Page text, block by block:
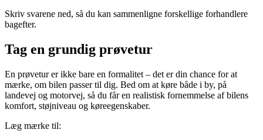
Skriv svarene ned, så du kan sammenligne forskellige forhandlere
bagefter.
Tag en grundig prøvetur
En prøvetur er ikke bare en formalitet – det er din chance for at
mærke, om bilen passer til dig. Bed om at køre både i by, på
landevej og motorvej, så du får en realistisk fornemmelse af bilens
komfort, støjniveau og køreegenskaber.
Læg mærke til: